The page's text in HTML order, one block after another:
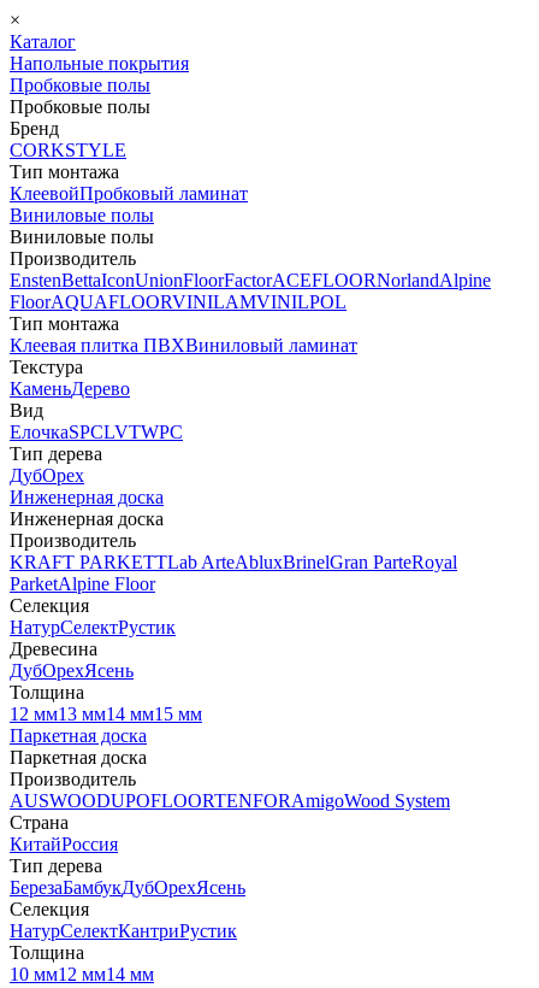
×
Каталог
Напольные покрытия
Пробковые полы
Пробковые полы
Бренд
CORKSTYLE
Тип монтажа
КлеевойПробковый ламинат
Виниловые полы
Виниловые полы
Производитель
EnstenBettaIconUnionFloorFactorACEFLOORNorlandAlpine
FloorAQUAFLOORVINILAMVINILPOL
Тип монтажа
Клеевая плитка ПВХВиниловый ламинат
Текстура
КаменьДерево
Вид
ЕлочкаSPCLVTWPC
Тип дерева
ДубОрех
Инженерная доска
Инженерная доска
Производитель
KRAFT PARKETTLab ArteAbluxBrinelGran ParteRoyal
ParketAlpine Floor
Селекция
НатурСелектРустик
Древесина
ДубОрехЯсень
Толщина
12 мм13 мм14 мм15 мм
Паркетная доска
Паркетная доска
Производитель
AUSWOODUPOFLOORTENFORAmigoWood System
Страна
КитайРоссия
Тип дерева
БерезаБамбукДубОрехЯсень
Селекция
НатурСелектКантриРустик
Толщина
10 мм12 мм14 мм